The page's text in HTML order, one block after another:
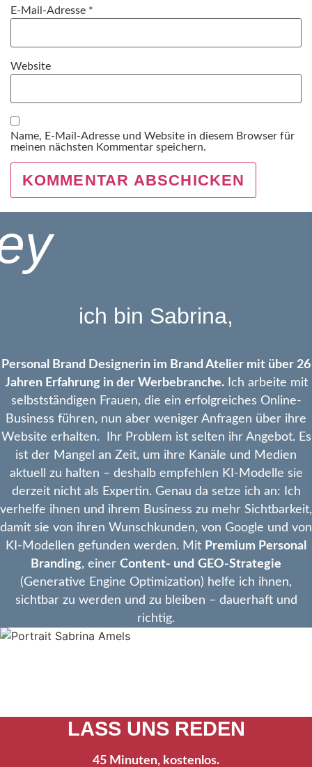
E-Mail-Adresse *
Website
Name, E-Mail-Adresse und Website in diesem Browser für
meinen nächsten Kommentar speichern.
ich bin Sabrina,
Personal Brand Designerin im Brand Atelier mit über 26
Jahren Erfahrung in der Werbebranche.Ich arbeite mit
selbstständigen Frauen, die ein erfolgreiches Online-
Business führen, nun aber weniger Anfragen über ihre
Website erhalten. Ihr Problem ist selten ihr Angebot. Es
ist der Mangel an Zeit, um ihre Kanäle und Medien
aktuell zu halten – deshalb empfehlen KI-Modelle sie
derzeit nicht als Expertin. Genau da setze ich an: Ich
verhelfe ihnen und ihrem Business zu mehr Sichtbarkeit,
damit sie von ihren Wunschkunden, von Google und von
KI-Modellen gefunden werden. Mit Premium Personal
Branding, einer Content- und GEO-Strategie
(Generative Engine Optimization) helfe ich ihnen,
sichtbar zu werden und zu bleiben – dauerhaft und
richtig.
LASS UNS REDEN
45 Minuten, kostenlos.